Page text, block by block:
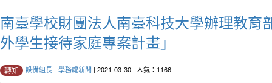
南臺學校財團法人南臺科技大學辦理教育
外學生接待家庭專案計畫」
轉知 設備組長- 學務處新聞 | 2021-03-30 | 人氣：1166